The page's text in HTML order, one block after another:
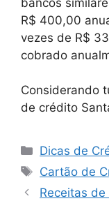
R$ 400,00
vezes de R$
cobrado
Considerando
de crédito
Categorias
Dicas de
Tags
Cartão de
Receitas